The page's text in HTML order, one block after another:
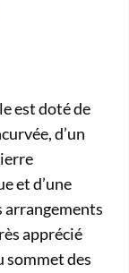
est doté de
d’un
et d’une
arrangements
apprécié
sommet des